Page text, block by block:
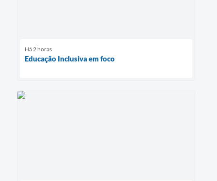
Há 2 horas
Educação Inclusiva em foco